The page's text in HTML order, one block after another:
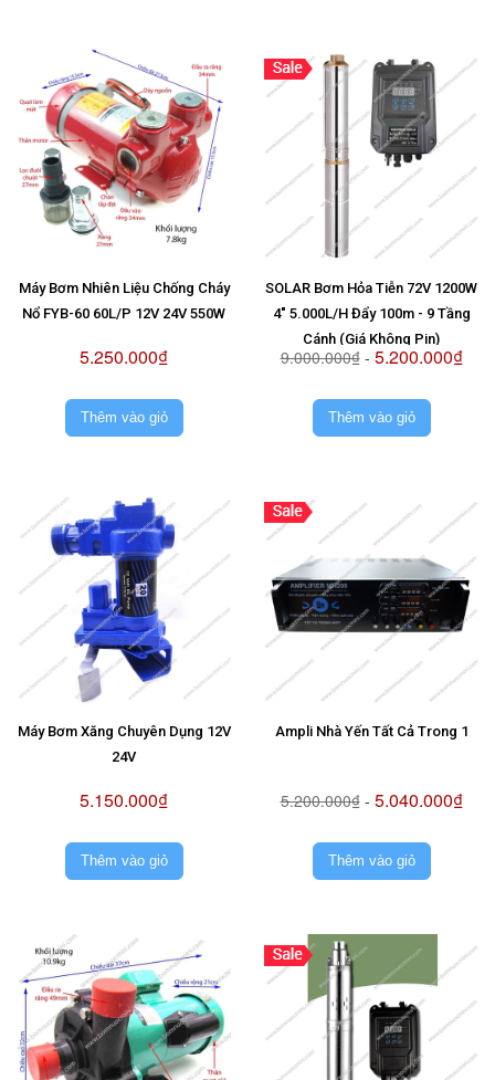
Máy Bơm Nhiên Liệu Chống Cháy
Nổ FYB-60 60L/P 12V 24V 550W
5.250.000₫
Thêm vào giỏ
SOLAR Bơm Hỏa Tiễn 72V 1200W
4" 5.000L/H Đẩy 100m - 9 Tầng
Cánh (Giá Không Pin)
9.000.000₫- 5.200.000₫
Thêm vào giỏ
Máy Bơm Xăng Chuyên Dụng 12V
24V
5.150.000₫
Thêm vào giỏ
Ampli Nhà Yến Tất Cả Trong 1
5.200.000₫- 5.040.000₫
Thêm vào giỏ